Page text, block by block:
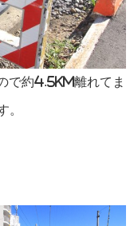
で約4.5km離れてま
。